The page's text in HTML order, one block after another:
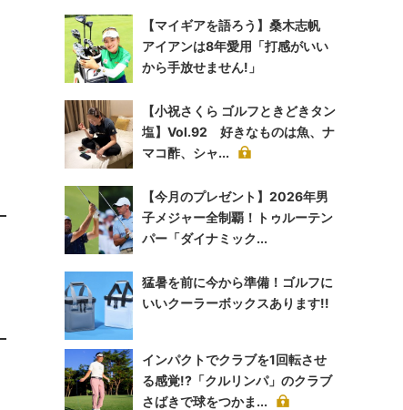
【マイギアを語ろう】桑木志帆
アイアンは8年愛用「打感がいい
から手放せません!」
【小祝さくら ゴルフときどきタン
塩】Vol.92 好きなものは魚、ナ
マコ酢、シャ...
【今月のプレゼント】2026年男
子メジャー全制覇！トゥルーテン
パー「ダイナミック...
猛暑を前に今から準備！ゴルフに
いいクーラーボックスあります!!
インパクトでクラブを1回転させ
る感覚!?「クルリンパ」のクラブ
さばきで球をつかま...